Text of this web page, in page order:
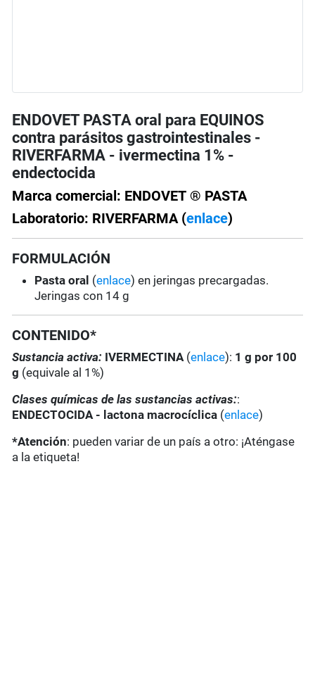
ENDOVET PASTA oral para EQUINOS
contra parásitos gastrointestinales -
RIVERFARMA - ivermectina 1% -
endectocida
Marca comercial: ENDOVET ® PASTA
Laboratorio: RIVERFARMA (enlace)
FORMULACIÓN
Pasta oral (enlace) en jeringas precargadas.
Jeringas con 14 g
CONTENIDO*
Sustancia activa: IVERMECTINA (enlace): 1 g por 100
g (equivale al 1%)
Clases químicas de las sustancias activas::
ENDECTOCIDA - lactona macrocíclica (enlace)
*Atención: pueden variar de un país a otro: ¡Aténgase
a la etiqueta!